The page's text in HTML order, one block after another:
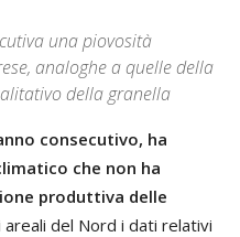
una piovosità
analoghe a quelle della
della granella
consecutivo, ha
che non ha
produttiva delle
areali del Nord i dati relativi